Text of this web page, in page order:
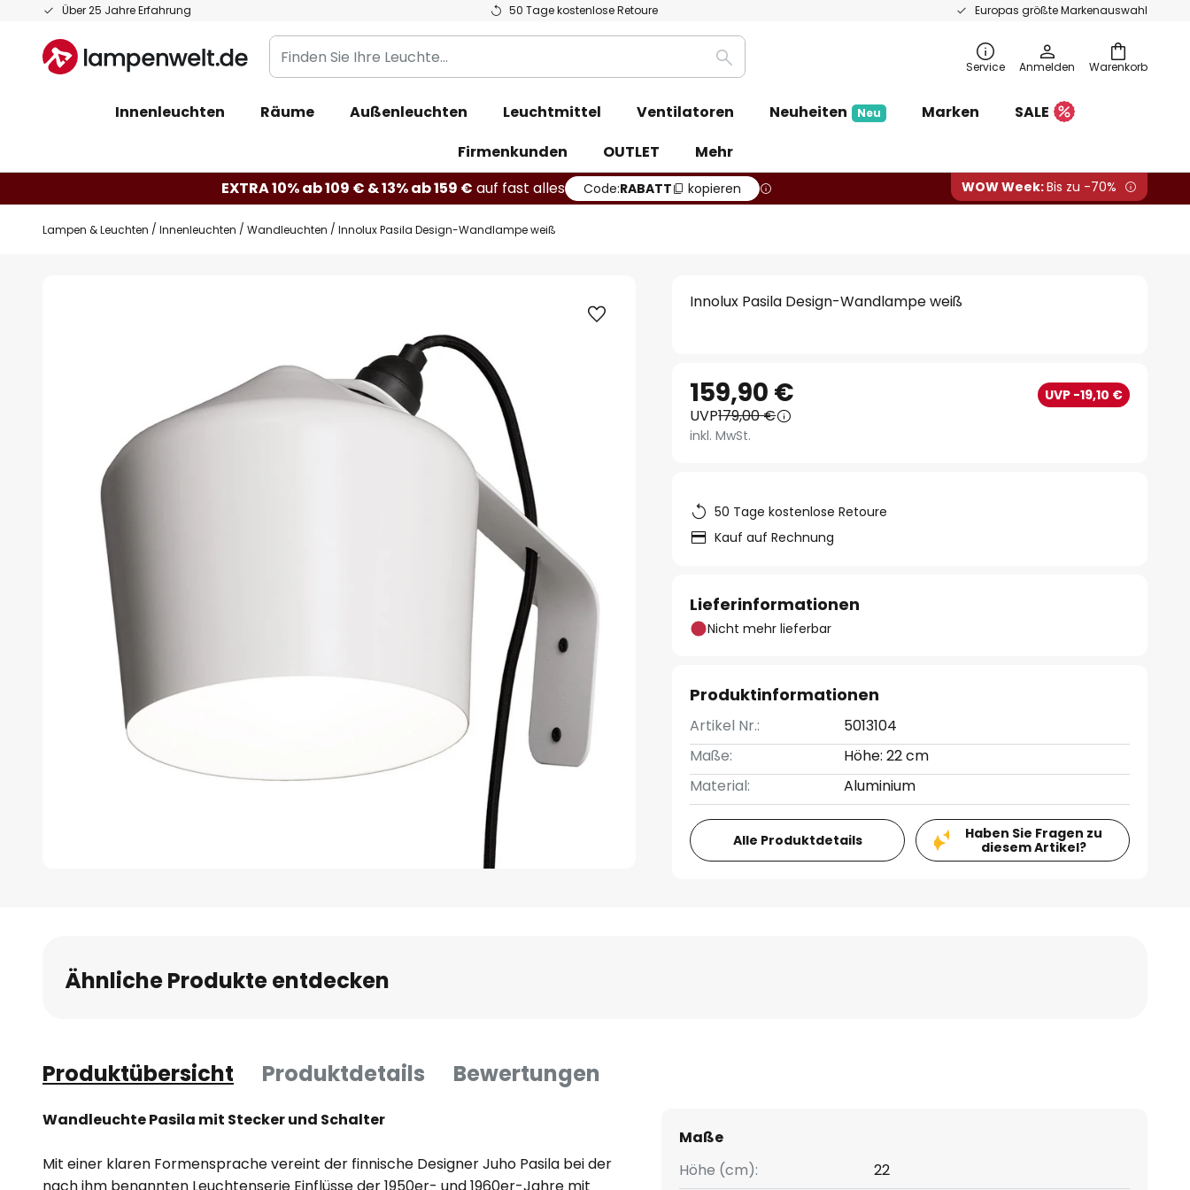
Über 25 Jahre Erfahrung 50 Tage kostenlose Retoure Europas größte Markenauswahl
Zum
springen
Warenkorb
Finden
Sie
Leuchte...
Suche Service Anmelden
Innenleuchten Räume Außenleuchten Leuchtmittel Ventilatoren Neuheiten Neu Marken
SALE
Firmenkunden
OUTLET
Mehr
EXTRA 10% ab 109 € & 13% ab 159 € auf fast alles Code:RABATT kopieren WOW Week:Bis zu -70%
Lampen & Leuchten Innenleuchten Wandleuchten Innolux Pasila Design-Wandlampe weiß
Bildgalerie
springen
Innolux Pasila Design-Wandlampe weiß
159,90 € UVP -19,10 €
UVP179,00 €
inkl. MwSt.
50 Tage kostenlose Retoure
Kauf auf Rechnung
Lieferinformationen
Nicht mehr lieferbar
Produktinformationen
Artikel Nr.:
5013104
Maße:
Höhe: 22 cm
Material:
Aluminium
Alle Produktdetails
Haben Sie Fragen zu
diesem Artikel?
Ähnliche Produkte entdecken
Produktübersicht Produktdetails Bewertungen
Wandleuchte Pasila mit Stecker und Schalter
Mit einer klaren Formensprache vereint der finnische Designer Juho Pasila bei der
Maße
Höhe (cm):
22